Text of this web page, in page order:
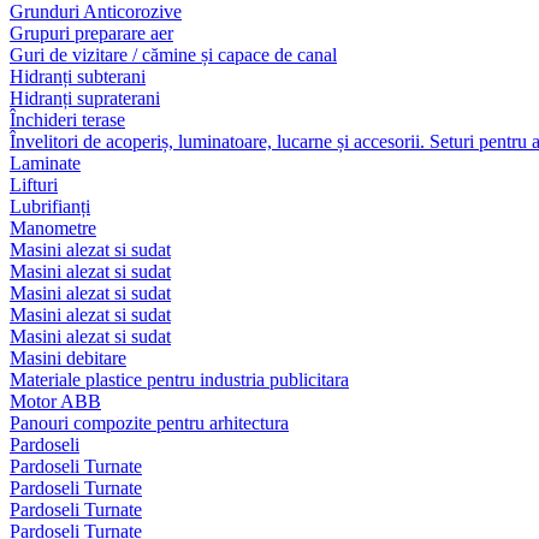
Grunduri Anticorozive
Grupuri preparare aer
Guri de vizitare / cămine și capace de canal
Hidranți subterani
Hidranți supraterani
Închideri terase
Învelitori de acoperiș, luminatoare, lucarne și accesorii. Seturi pentru
Laminate
Lifturi
Lubrifianți
Manometre
Masini alezat si sudat
Masini alezat si sudat
Masini alezat si sudat
Masini alezat si sudat
Masini alezat si sudat
Masini debitare
Materiale plastice pentru industria publicitara
Motor ABB
Panouri compozite pentru arhitectura
Pardoseli
Pardoseli Turnate
Pardoseli Turnate
Pardoseli Turnate
Pardoseli Turnate